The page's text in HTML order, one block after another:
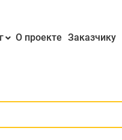
О проекте Заказчику